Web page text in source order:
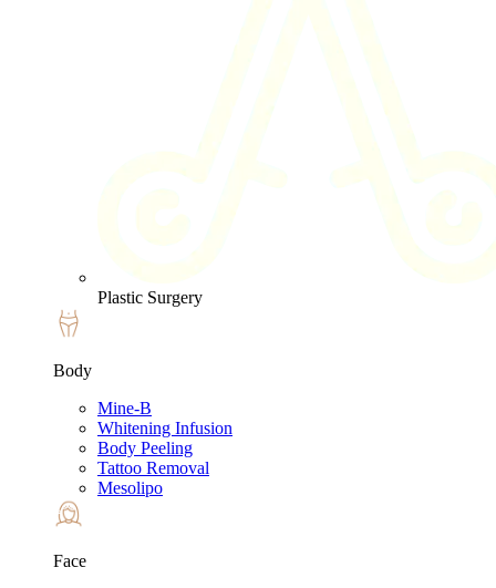
Plastic Surgery
Body
Mine-B
Whitening Infusion
Body Peeling
Tattoo Removal
Mesolipo
Face